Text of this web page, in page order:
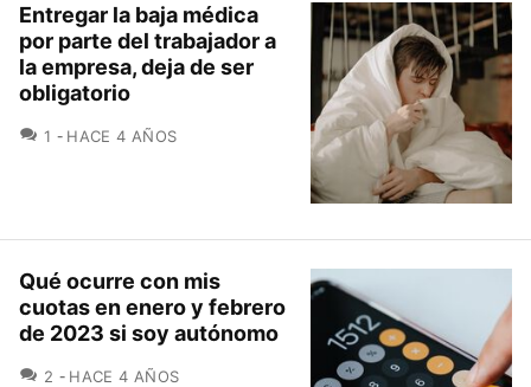
Entregar la baja médica
por parte del trabajador a
la empresa, deja de ser
obligatorio
1 COMENTARIOS
HACE 4 AÑOS
Qué ocurre con mis
cuotas en enero y febrero
de 2023 si soy autónomo
2 COMENTARIOS
HACE 4 AÑOS